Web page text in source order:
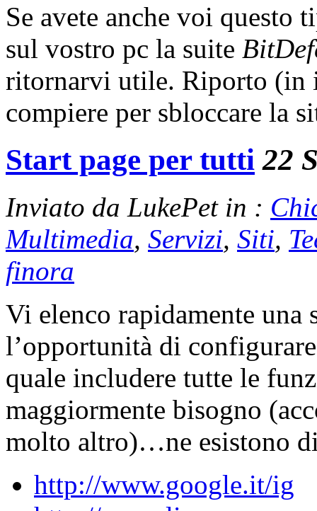
Se avete anche voi questo
sul vostro pc la suite
ritornarvi utile. Riporto (in
compiere per sbloccare la
Start page per tutti 22
Inviato da LukePet in :
Multimedia, Servizi, Siti,
finora
Vi elenco rapidamente
l’opportunità di
quale includere tutte le
maggiormente bisogno
molto altro)…ne esistono
http://www.google.it/ig